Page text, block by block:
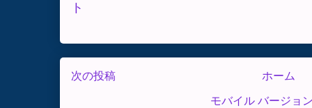
ト
次の投稿 ホーム
モバイル バージョ